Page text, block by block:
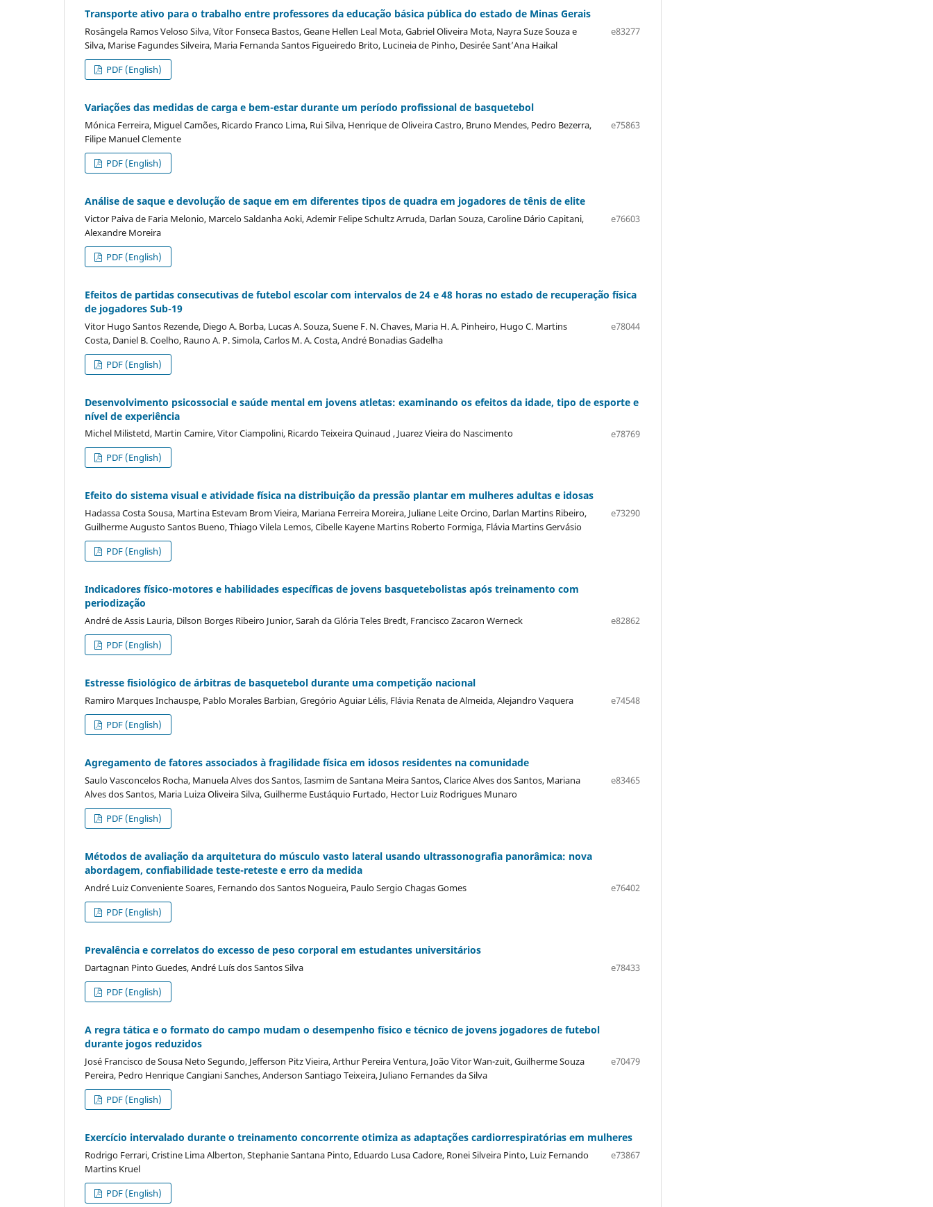
Transporte ativo para o trabalho entre professores da educação básica pública do estado de Minas Gerais
Rosângela Ramos Veloso Silva, Vítor Fonseca Bastos, Geane Hellen Leal Mota, Gabriel Oliveira Mota, Nayra Suze Souza e
Silva, Marise Fagundes Silveira, Maria Fernanda Santos Figueiredo Brito, Lucineia de Pinho, Desirée Sant’Ana Haikal
e83277
PDF (English)
Variações das medidas de carga e bem-estar durante um período profissional de basquetebol
Mónica Ferreira, Miguel Camões, Ricardo Franco Lima, Rui Silva, Henrique de Oliveira Castro, Bruno Mendes, Pedro Bezerra,
Filipe Manuel Clemente
e75863
PDF (English)
Análise de saque e devolução de saque em em diferentes tipos de quadra em jogadores de tênis de elite
Victor Paiva de Faria Melonio, Marcelo Saldanha Aoki, Ademir Felipe Schultz Arruda, Darlan Souza, Caroline Dário Capitani,
Alexandre Moreira
e76603
PDF (English)
Efeitos de partidas consecutivas de futebol escolar com intervalos de 24 e 48 horas no estado de recuperação física
de jogadores Sub-19
Vitor Hugo Santos Rezende, Diego A. Borba, Lucas A. Souza, Suene F. N. Chaves, Maria H. A. Pinheiro, Hugo C. Martins
Costa, Daniel B. Coelho, Rauno A. P. Simola, Carlos M. A. Costa, André Bonadias Gadelha
e78044
PDF (English)
Desenvolvimento psicossocial e saúde mental em jovens atletas: examinando os efeitos da idade, tipo de esporte e
nível de experiência
Michel Milistetd, Martin Camire, Vitor Ciampolini, Ricardo Teixeira Quinaud , Juarez Vieira do Nascimento
e78769
PDF (English)
Efeito do sistema visual e atividade física na distribuição da pressão plantar em mulheres adultas e idosas
Hadassa Costa Sousa, Martina Estevam Brom Vieira, Mariana Ferreira Moreira, Juliane Leite Orcino, Darlan Martins Ribeiro,
Guilherme Augusto Santos Bueno, Thiago Vilela Lemos, Cibelle Kayene Martins Roberto Formiga, Flávia Martins Gervásio
e73290
PDF (English)
Indicadores físico-motores e habilidades específicas de jovens basquetebolistas após treinamento com
periodização
André de Assis Lauria, Dilson Borges Ribeiro Junior, Sarah da Glória Teles Bredt, Francisco Zacaron Werneck
e82862
PDF (English)
Estresse fisiológico de árbitras de basquetebol durante uma competição nacional
Ramiro Marques Inchauspe, Pablo Morales Barbian, Gregório Aguiar Lélis, Flávia Renata de Almeida, Alejandro Vaquera
e74548
PDF (English)
Agregamento de fatores associados à fragilidade física em idosos residentes na comunidade
Saulo Vasconcelos Rocha, Manuela Alves dos Santos, Iasmim de Santana Meira Santos, Clarice Alves dos Santos, Mariana
Alves dos Santos, Maria Luiza Oliveira Silva, Guilherme Eustáquio Furtado, Hector Luiz Rodrigues Munaro
e83465
PDF (English)
Métodos de avaliação da arquitetura do músculo vasto lateral usando ultrassonografia panorâmica: nova
abordagem, confiabilidade teste-reteste e erro da medida
André Luiz Conveniente Soares, Fernando dos Santos Nogueira, Paulo Sergio Chagas Gomes
e76402
PDF (English)
Prevalência e correlatos do excesso de peso corporal em estudantes universitários
Dartagnan Pinto Guedes, André Luís dos Santos Silva
e78433
PDF (English)
A regra tática e o formato do campo mudam o desempenho físico e técnico de jovens jogadores de futebol
durante jogos reduzidos
José Francisco de Sousa Neto Segundo, Jefferson Pitz Vieira, Arthur Pereira Ventura, João Vitor Wan-zuit, Guilherme Souza
Pereira, Pedro Henrique Cangiani Sanches, Anderson Santiago Teixeira, Juliano Fernandes da Silva
e70479
PDF (English)
Exercício intervalado durante o treinamento concorrente otimiza as adaptações cardiorrespiratórias em mulheres
Rodrigo Ferrari, Cristine Lima Alberton, Stephanie Santana Pinto, Eduardo Lusa Cadore, Ronei Silveira Pinto, Luiz Fernando
Martins Kruel
e73867
PDF (English)